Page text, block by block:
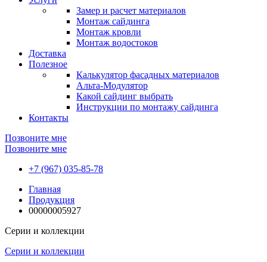
Замер и расчет материалов
Монтаж сайдинга
Монтаж кровли
Монтаж водостоков
Доставка
Полезное
Калькулятор фасадных материалов
Альта-Модулятор
Какой сайдинг выбрать
Инструкции по монтажу сайдинга
Контакты
Позвоните мне
Позвоните мне
+7 (967) 035-85-78
Главная
Продукция
00000005927
Серии и коллекции
Серии и коллекции